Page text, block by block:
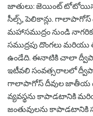
జాతులు: జెయింట్
సీల్స్, పెలికాన్లు. గాలాపాగోస్
మహాసముద్రం నుండి
సముద్రపు దొంగలు
ఉండేది. ఈనాటికి చాలా
ఇటీవలి సంవత్సరాలలో
గాలాపాగోస్ దీవుల జాతీయ
వ్యవస్థను కాపాడటానికి
జంతువులను కాపాడటానికి